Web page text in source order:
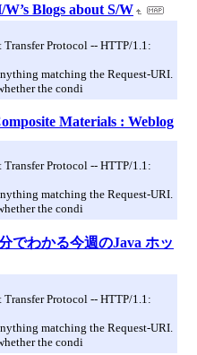
W’s Blogs about S/W
Protocol -- HTTP/1.1:
matching the Request-URI.
the condi
Materials : Weblog
Protocol -- HTTP/1.1:
matching the Request-URI.
the condi
でわかる今週のJava ホッ
Protocol -- HTTP/1.1:
matching the Request-URI.
the condi